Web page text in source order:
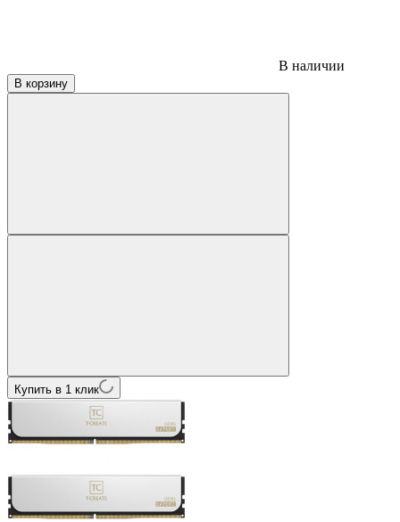
В наличии
В корзину
Купить в 1 клик